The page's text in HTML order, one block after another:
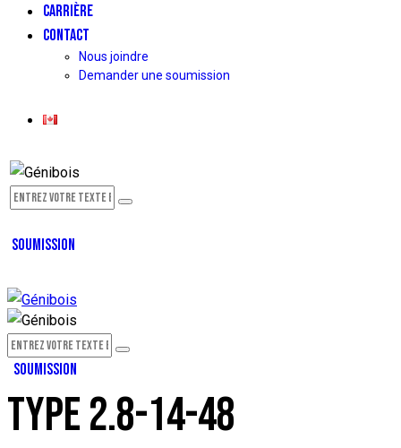
CARRIÈRE
CONTACT
Nous joindre
Demander une soumission
SOUMISSION
SOUMISSION
TYPE 2.8-14-48